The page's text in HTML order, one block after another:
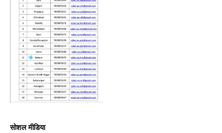
सोशल मीडिया